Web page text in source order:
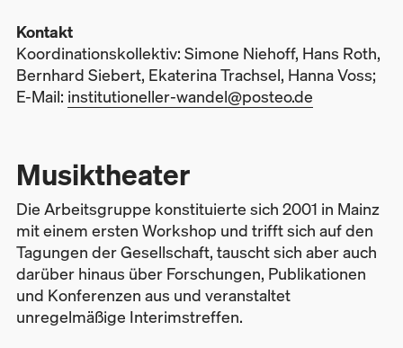
Kontakt
Koordinationskollektiv: Simone Niehoff, Hans Roth,
Bernhard Siebert, Ekaterina Trachsel, Hanna Voss;
E-Mail: institutioneller-wandel@posteo.de
Musiktheater
Die Arbeitsgruppe konstituierte sich 2001 in Mainz
mit einem ersten Workshop und trifft sich auf den
Tagungen der Gesellschaft, tauscht sich aber auch
darüber hinaus über Forschungen, Publikationen
und Konferenzen aus und veranstaltet
unregelmäßige Interimstreffen.